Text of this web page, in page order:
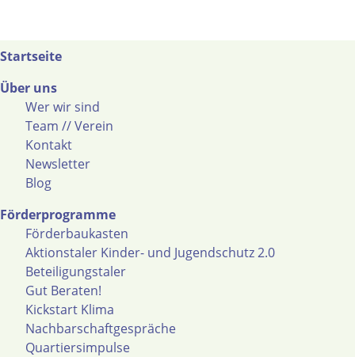
Startseite
Über uns
Wer wir sind
Team // Verein
Kontakt
Newsletter
Blog
Förderprogramme
Förderbaukasten
Aktionstaler Kinder- und Jugendschutz 2.0
Beteiligungstaler
Gut Beraten!
Kickstart Klima
Nachbarschaftgespräche
Quartiersimpulse